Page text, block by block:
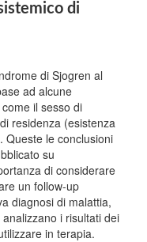
di
di Sjogren al
ad alcune
il sesso di
residenza (esistenza
Queste le conclusioni
su
di considerare
un follow-up
diagnosi di malattia,
i risultati dei
in terapia.